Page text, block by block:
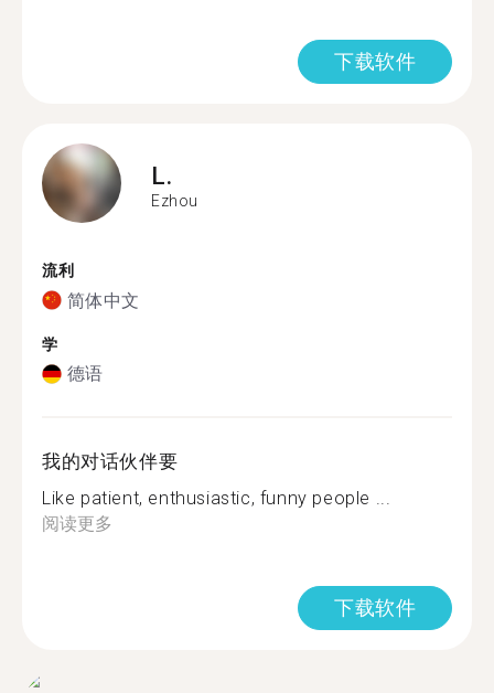
下载软件
L.
Ezhou
流利
简体中文
学
德语
我的对话伙伴要
Like patient, enthusiastic, funny people ...
阅读更多
下载软件